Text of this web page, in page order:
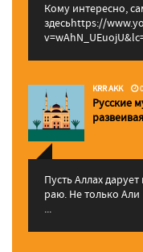
Кому интересно,
здесьhttps://
KRR AKK
Русские
Пусть Аллах
раю. Не только Али
...